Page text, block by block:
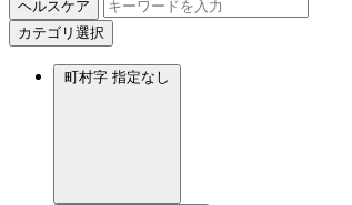
ヘルスケア
カテゴリ選択
町村字 指定なし